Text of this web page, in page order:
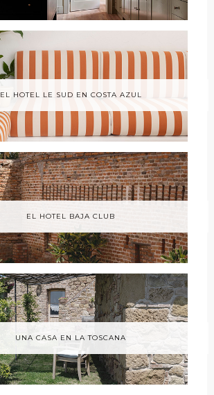
EL HOTEL LE SUD EN COSTA AZUL
EL HOTEL BAJA CLUB
UNA CASA EN LA TOSCANA